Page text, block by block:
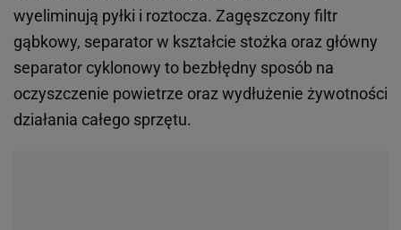
wyeliminują pyłki i roztocza. Zagęszczony filtr
gąbkowy, separator w kształcie stożka oraz główny
separator cyklonowy to bezbłędny sposób na
oczyszczenie powietrze oraz wydłużenie żywotności
działania całego sprzętu.